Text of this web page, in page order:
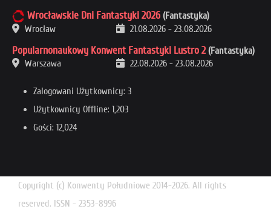
Wrocławskie Dni Fantastyki 2026 (Fantastyka)
Wrocław
21.08.2026 - 23.08.2026
Popularnonaukowy Konwent Fantastyki Lustro 2 (Fantastyka)
Warszawa
22.08.2026 - 23.08.2026
Zalogowani Użytkownicy: 3
Użytkownicy Offline: 1,203
Gości: 12,024
Copyright (c) Konwenty Południowe 2014-2026. All rights
reserved. ISSN - 2353-8996